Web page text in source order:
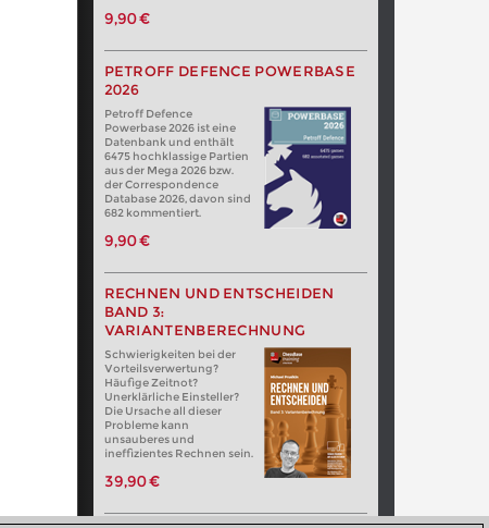
9,90 €
PETROFF DEFENCE POWERBASE
2026
Petroff Defence
Powerbase 2026 ist eine
Datenbank und enthält
6475 hochklassige Partien
aus der Mega 2026 bzw.
der Correspondence
Database 2026, davon sind
682 kommentiert.
9,90 €
RECHNEN UND ENTSCHEIDEN
BAND 3:
VARIANTENBERECHNUNG
Schwierigkeiten bei der
Vorteilsverwertung?
Häufige Zeitnot?
Unerklärliche Einsteller?
Die Ursache all dieser
Probleme kann
unsauberes und
ineffizientes Rechnen sein.
39,90 €